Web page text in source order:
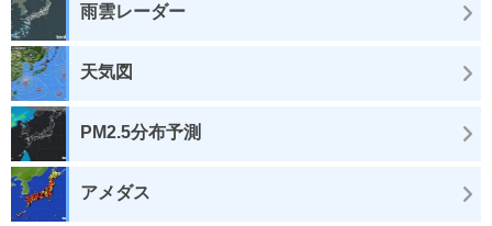
雨雲レーダー
天気図
PM2.5分布予測
アメダス